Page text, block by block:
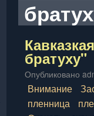
братуху"
Опубликовано
Внимание
пленница